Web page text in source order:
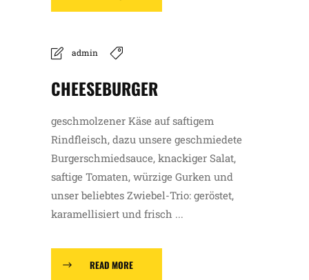
admin
CHEESEBURGER
geschmolzener Käse auf saftigem
Rindfleisch, dazu unsere geschmiedete
Burgerschmiedsauce, knackiger Salat,
saftige Tomaten, würzige Gurken und
unser beliebtes Zwiebel-Trio: geröstet,
karamellisiert und frisch ...
READ MORE